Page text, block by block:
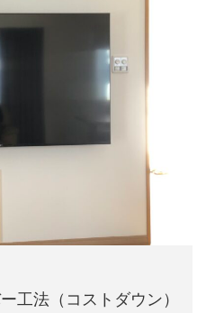
工法（コストダウン）